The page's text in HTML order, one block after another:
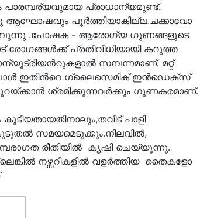
പാരമ്പര്യവുമായ പ്രാധാന്യമുണ്ട്.
ആഘോഷവും പൂര്‍ത്തിയാകില്ല.ചക്കാവോ
.പോഷക - ആരോഗ്യ ഗുണങ്ങളുടെ
പ്രതിവിധിയായി കറുത്ത
സമ്പന്നമാണ്. മറ്റ്
ഇതിന്‍റെ ഗ്ലൈസെമിക് ഇന്‍ഡെക്സ്
ശ്രമിക്കുന്നവര്‍ക്കും ഗുണകരമാണ്.
പാളി
സമയമെടുക്കും.നിലവിൽ,
രീതിയിൽ കൃഷി ചെയ്യുന്നു.
നഴ്സറികളിൽ വളർത്തിയ തൈകളോ